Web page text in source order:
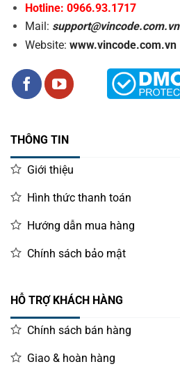
Hotline: 0966.93.1717
Mail: support@vincode.com.vn
Website: www.vincode.com.vn
THÔNG TIN
Giới thiệu
Hình thức thanh toán
Hướng dẫn mua hàng
Chính sách bảo mật
HỖ TRỢ KHÁCH HÀNG
Chính sách bán hàng
Giao & hoàn hàng